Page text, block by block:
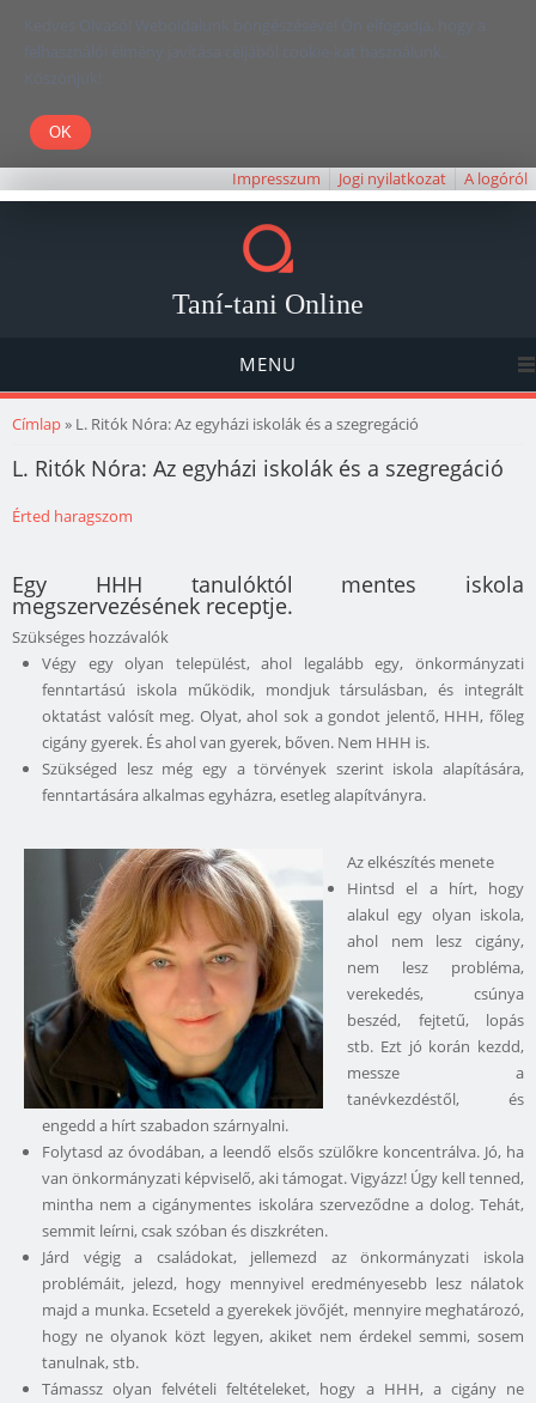
Kedves Olvasó! Weboldalunk böngészésével Ön elfogadja, hogy a
felhasználói élmény javítása céljából cookie-kat használunk.
Köszönjük!
Impresszum Jogi nyilatkozat A logóról
Taní-tani Online
MENU
Jelenlegi hely
Címlap» L. Ritók Nóra: Az egyházi iskolák és a szegregáció
L. Ritók Nóra: Az egyházi iskolák és a szegregáció
Érted haragszom
Egy HHH tanulóktól mentes iskola
megszervezésének receptje.
Szükséges hozzávalók
Végy egy olyan települést, ahol legalább egy, önkormányzati
fenntartású iskola működik, mondjuk társulásban, és integrált
oktatást valósít meg. Olyat, ahol sok a gondot jelentő, HHH, főleg
cigány gyerek. És ahol van gyerek, bőven. Nem HHH is.
Szükséged lesz még egy a törvények szerint iskola alapítására,
fenntartására alkalmas egyházra, esetleg alapítványra.
Az elkészítés menete
Hintsd el a hírt, hogy
alakul egy olyan iskola,
ahol nem lesz cigány,
nem lesz probléma,
verekedés, csúnya
beszéd, fejtetű, lopás
stb. Ezt jó korán kezdd,
messze a
tanévkezdéstől, és
engedd a hírt szabadon szárnyalni.
Folytasd az óvodában, a leendő elsős szülőkre koncentrálva. Jó, ha
van önkormányzati képviselő, aki támogat. Vigyázz! Úgy kell tenned,
mintha nem a cigánymentes iskolára szerveződne a dolog. Tehát,
semmit leírni, csak szóban és diszkréten.
Járd végig a családokat, jellemezd az önkormányzati iskola
problémáit, jelezd, hogy mennyivel eredményesebb lesz nálatok
majd a munka. Ecseteld a gyerekek jövőjét, mennyire meghatározó,
hogy ne olyanok közt legyen, akiket nem érdekel semmi, sosem
tanulnak, stb.
Támassz olyan felvételi feltételeket, hogy a HHH, a cigány ne